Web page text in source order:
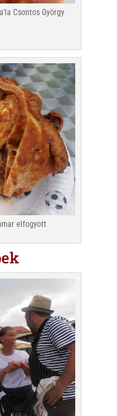
Csontos György
elfogyott